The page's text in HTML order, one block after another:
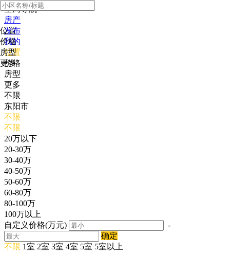
全局导航
房产
发布
我的
位置
价格
房型
更多
位置
价格
房型
更多
不限
东阳市
不限
不限
20万以下
20-30万
30-40万
40-50万
50-60万
60-80万
80-100万
100万以上
自定义价格(万元)
-
确定
不限 1室 2室 3室 4室 5室 5室以上